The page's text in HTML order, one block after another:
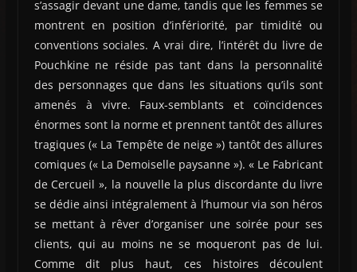
s’assagir devant une dame, tandis que les femmes se
montrent en position d’infériorité, par timidité ou
conventions sociales. A vrai dire, l’intérêt du livre de
Pouchkine ne réside pas tant dans la personnalité
des personnages que dans les situations qu’ils sont
amenés à vivre. Faux-semblants et coïncidences
énormes sont la norme et prennent tantôt des allures
tragiques (« La Tempête de neige ») tantôt des allures
comiques (« La Demoiselle paysanne »). « Le Fabricant
de Cercueil », la nouvelle la plus discordante du livre
se dédie ainsi intégralement à l’humour via son héros
se mettant à rêver d’organiser une soirée pour ses
clients, qui au moins ne se moqueront pas de lui.
Comme dit plus haut, ces histoires découlent